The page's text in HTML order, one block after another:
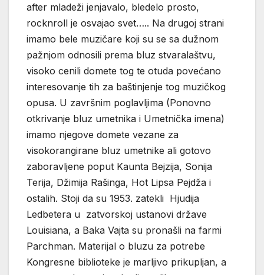
after mladeži jenjavalo, bledelo prosto,
rocknroll je osvajao svet….. Na drugoj strani
imamo bele muzičare koji su se sa dužnom
pažnjom odnosili prema bluz stvaralaštvu,
visoko cenili domete tog te otuda povećano
interesovanje tih za baštinjenje tog muzičkog
opusa. U završnim poglavljima (Ponovno
otkrivanje bluz umetnika i Umetnička imena)
imamo njegove domete vezane za
visokorangirane bluz umetnike ali gotovo
zaboravljene poput Kaunta Bejzija, Sonija
Terija, Džimija Rašinga, Hot Lipsa Pejdža i
ostalih. Stoji da su 1953. zatekli Hjudija
Ledbetera u zatvorskoj ustanovi države
Louisiana, a Baka Vajta su pronašli na farmi
Parchman. Materijal o bluzu za potrebe
Kongresne biblioteke je marljivo prikupljan, a